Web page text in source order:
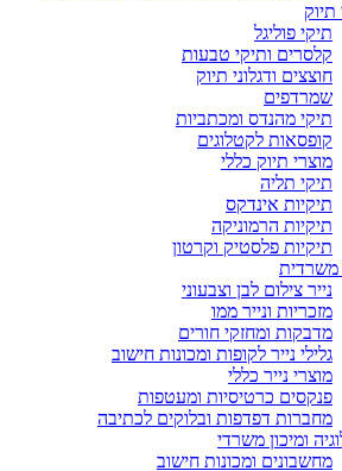
תיוק
תיקי פוליגל
קלסרים ותיקי טבעות
חוצצים ודגלוני תיוק
שמרדפים
תיקי מהנדס ומכתביות
קופסאות לקטלוגים
מוצרי תיוק כללי
תיקי תליה
תיקיות אינדקס
תיקיות הרמוניקה
תיקיות פלסטיק וקרטון
משרדית
נייר צילום לבן וצבעוני
מזכריות ונייר ממו
מדבקות ומחזקי חורים
גלילי נייר לקופות ומכונות חישוב
מוצרי נייר כללי
פנקסים כרטיסיות ומעטפות
מחברות דפדפות ובלוקים לכתיבה
ומיכון משרדי
מחשבונים ומכונות חישוב